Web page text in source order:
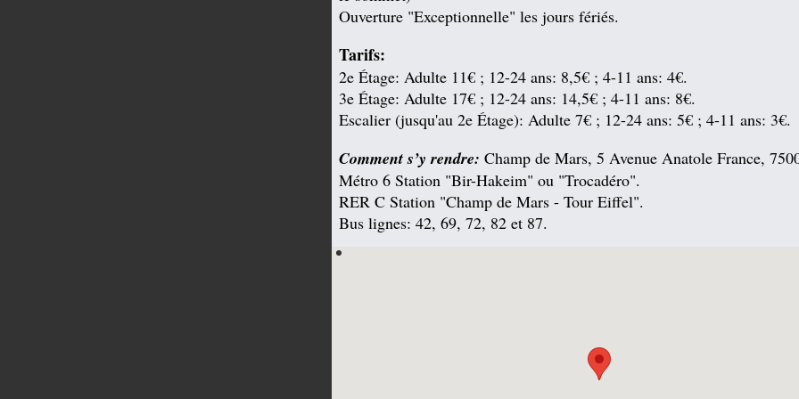
Ouverture "Exceptionnelle" les jours fériés.
Tarifs:
2e Étage: Adulte 11€ ; 12-24 ans: 8,5€ ; 4-11 ans: 4€.
3e Étage: Adulte 17€ ; 12-24 ans: 14,5€ ; 4-11 ans: 8€.
Escalier (jusqu'au 2e Étage): Adulte 7€ ; 12-24 ans: 5€ ; 4-11 ans: 3€.
Comment s’y rendre: Champ de Mars, 5 Avenue Anatole France,
Métro 6 Station "Bir-Hakeim" ou "Trocadéro".
RER C Station "Champ de Mars - Tour Eiffel".
Bus lignes: 42, 69, 72, 82 et 87.